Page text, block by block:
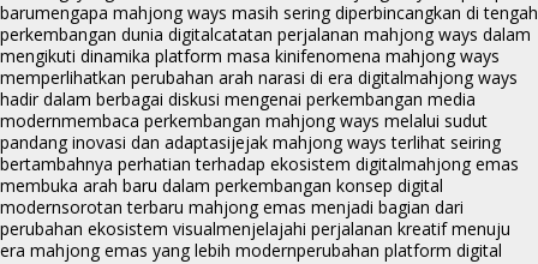
barumengapa mahjong ways masih sering diperbincangkan di tengah
perkembangan dunia digitalcatatan perjalanan mahjong ways dalam
mengikuti dinamika platform masa kinifenomena mahjong ways
memperlihatkan perubahan arah narasi di era digitalmahjong ways
hadir dalam berbagai diskusi mengenai perkembangan media
modernmembaca perkembangan mahjong ways melalui sudut
pandang inovasi dan adaptasijejak mahjong ways terlihat seiring
bertambahnya perhatian terhadap ekosistem digitalmahjong emas
membuka arah baru dalam perkembangan konsep digital
modernsorotan terbaru mahjong emas menjadi bagian dari
perubahan ekosistem visualmenjelajahi perjalanan kreatif menuju
era mahjong emas yang lebih modernperubahan platform digital